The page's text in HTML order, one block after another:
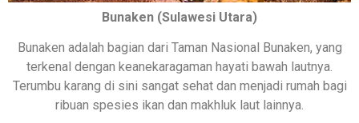
Bunaken (Sulawesi Utara)
Bunaken adalah bagian dari Taman Nasional Bunaken, yang
terkenal dengan keanekaragaman hayati bawah lautnya.
Terumbu karang di sini sangat sehat dan menjadi rumah bagi
ribuan spesies ikan dan makhluk laut lainnya.